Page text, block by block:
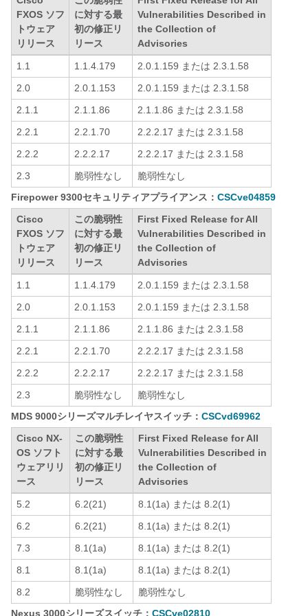
FXOS ソフ
トウェア
リリース
に対する最
初の修正リ
リース
Vulnerabilities Described in
the Collection of
Advisories
1.1 1.1.4.179
2.0.1.159 または 2.3.1.58
2.0
2.0.1.153
2.0.1.159 または 2.3.1.58
2.1.1
2.1.1.86
2.1.1.86 または 2.3.1.58
2.2.1
2.2.1.70
2.2.2.17 または 2.3.1.58
2.2.2
2.2.2.17
2.2.2.17 または 2.3.1.58
2.3
脆弱性なし
脆弱性なし
Firepower 9300セキュリティアプライアンス： CSCve04859
Cisco
FXOS ソフ
トウェア
リリース
この脆弱性
に対する最
初の修正リ
リース
First Fixed Release for All
Vulnerabilities Described in
the Collection of
Advisories
1.1 1.1.4.179
2.0.1.159 または 2.3.1.58
2.0
2.0.1.153
2.0.1.159 または 2.3.1.58
2.1.1
2.1.1.86
2.1.1.86 または 2.3.1.58
2.2.1
2.2.1.70
2.2.2.17 または 2.3.1.58
2.2.2
2.2.2.17
2.2.2.17 または 2.3.1.58
2.3
脆弱性なし
脆弱性なし
MDS 9000シリーズマルチレイヤスイッチ： CSCvd69962
Cisco NX-
OS ソフト
ウェアリリ
ース
この脆弱性
に対する最
初の修正リ
リース
First Fixed Release for All
Vulnerabilities Described in
the Collection of
Advisories
5.2 6.2(21)
8.1(1a) または 8.2(1)
6.2
6.2(21)
8.1(1a) または 8.2(1)
7.3
8.1(1a)
8.1(1a) または 8.2(1)
8.1
8.1(1a)
8.1(1a) または 8.2(1)
8.2
脆弱性なし
脆弱性なし
Nexus 3000シリーズスイッチ： CSCve02810